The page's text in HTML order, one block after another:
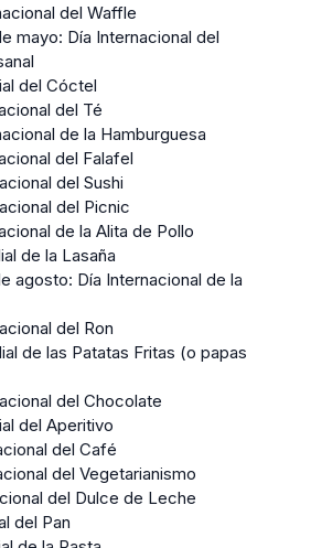
del Waffle
mayo: Día Internacional del
del Cóctel
del Té
de la Hamburguesa
del Falafel
del Sushi
del Picnic
de la Alita de Pollo
de la Lasaña
agosto: Día Internacional de la
del Ron
de las Patatas Fritas (o papas
del Chocolate
del Aperitivo
del Café
del Vegetarianismo
del Dulce de Leche
del Pan